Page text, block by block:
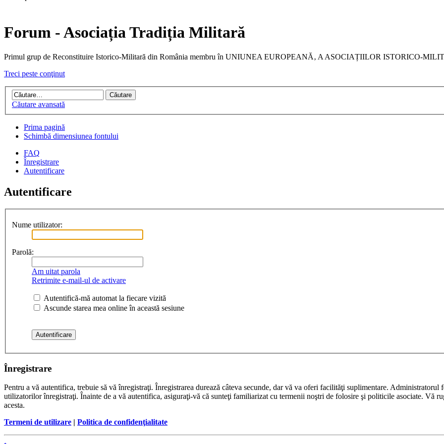
Forum - Asociația Tradiția Militară
Primul grup de Reconstituire Istorico-Militară din România membru în UNIUNEA EUROPEANĂ‚ A ASOCIAȚIILOR ISTORICO-
Treci peste conţinut
Căutare avansată
Prima pagină
Schimbă dimensiunea fontului
FAQ
Înregistrare
Autentificare
Autentificare
Nume utilizator:
Parolă:
Am uitat parola
Retrimite e-mail-ul de activare
Autentifică-mă automat la fiecare vizită
Ascunde starea mea online în această sesiune
Înregistrare
Pentru a vă autentifica, trebuie să vă înregistraţi. Înregistrarea durează câteva secunde, dar vă va oferi facilităţi suplimentare. Administratorul
utilizatorilor înregistraţi. Înainte de a vă autentifica, asiguraţi-vă că sunteţi familiarizat cu termenii noştri de folosire şi politicile asociate. Vă
acesta.
Termeni de utilizare | Politica de confidenţialitate